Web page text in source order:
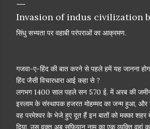
Invasion of indus civilization
सिंधु सभ्यता पर वहाबी परंपराओं का आक्रमण.
गजवा-ए-हिंद की बात करने से पहले हमें यह जानना
हिंद जैसी विचारधारा आई कहा से ?
लगभग 1400 साल पहले सन 570 ई. में अरब की
इस्लाम के संस्थापक हजरत मोहम्मद का जन्म हुआ, और
वह परमेश्वर के भेजे हुए दूत हैं इन बातों को मक्का शहर
दिया, उस वक्त अबू सुफियान नाम का एक व्यक्ति वहां